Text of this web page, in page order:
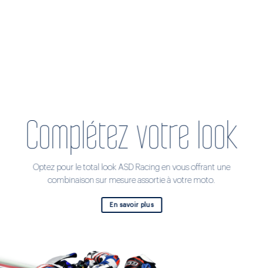
Complétez votre look
Optez pour le total look ASD Racing en vous offrant une
combinaison sur mesure assortie à votre moto.
En savoir plus